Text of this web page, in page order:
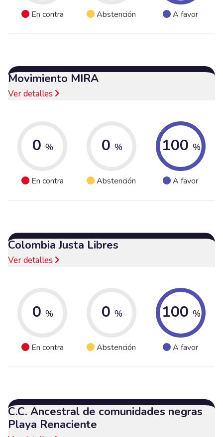
En contra Abstención A favor
Movimiento MIRA
Ver detalles
0 %
En contra
0 %
Abstención
100 %
A favor
Colombia Justa Libres
Ver detalles
0 %
En contra
0 %
Abstención
100 %
A favor
C.C. Ancestral de comunidades negras
Playa Renaciente